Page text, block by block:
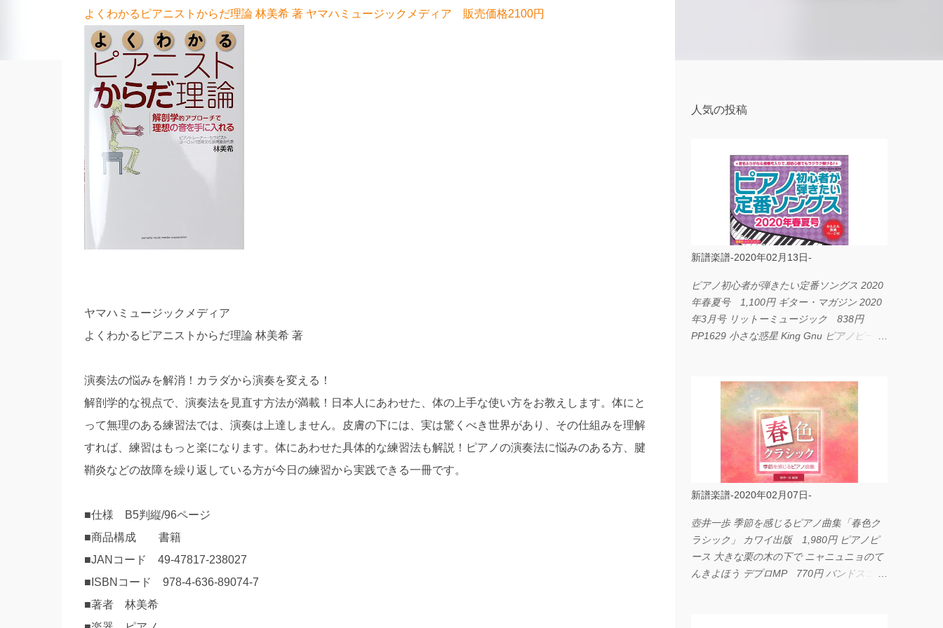
よくわかるピアニストからだ理論 林美希 著 ヤマハミュージックメディア 販売価格2100円
ヤマハミュージックメディア
よくわかるピアニストからだ理論 林美希 著
演奏法の悩みを解消！カラダから演奏を変える！
解剖学的な視点で、演奏法を見直す方法が満載！日本人にあわせた、体の上手な使い方をお教えします。体にと
って無理のある練習法では、演奏は上達しません。皮膚の下には、実は驚くべき世界があり、その仕組みを理解
すれば、練習はもっと楽になります。体にあわせた具体的な練習法も解説！ピアノの演奏法に悩みのある方、腱
鞘炎などの故障を繰り返している方が今日の練習から実践できる一冊です。
■仕様 B5判縦/96ページ
■商品構成 書籍
■JANコード 49-47817-238027
■ISBNコード 978-4-636-89074-7
■著者 林美希
人気の投稿
新譜楽譜-2020年02月13日-
ピアノ初心者が弾きたい定番ソングス 2020
年春夏号 1,100円 ギター・マガジン 2020
年3月号 リットーミュージック 838円
PP1629 小さな惑星 King Gnu ピアノピース
LOVE... Official髭男dism バンドピース フェ
アリー 825円
新譜楽譜-2020年02月07日-
壺井一歩 季節を感じるピアノ曲集「春色ク
ラシック」 カワイ出版 1,980円 ピアノピ
ース 大きな栗の木の下で ニャニュニョのて
んきよほう デプロMP 770円 バンドスコア